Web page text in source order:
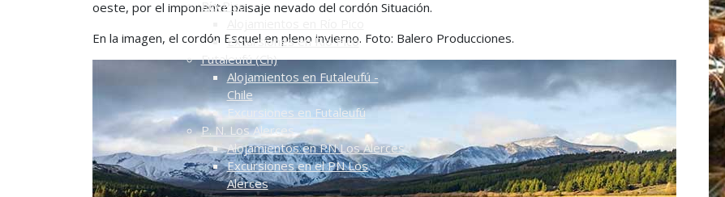
Río Pico
Excursiones en Río Pico
Futaleufú (Ch)
Alojamientos en Futaleufú -
Chile
Excursiones en Futaleufú
P. N. Los Alerces
Alojamientos en PN Los Alerces
Excursiones en el PN Los
Alerces
oeste, por el imponente paisaje nevado del cordón Situación.
En la imagen, el cordón Esquel en pleno invierno. Foto: Balero Producciones.